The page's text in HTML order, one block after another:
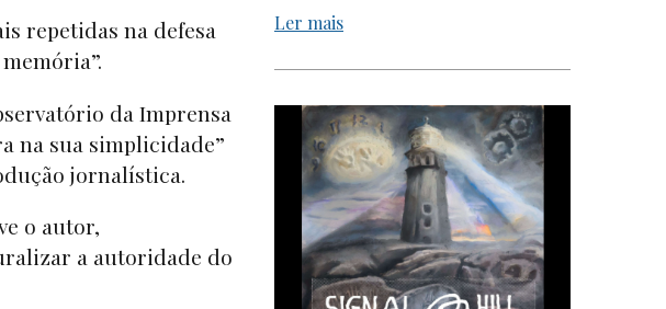
repetidas na defesa
da Imprensa
na sua simplicidade”
jornalística.
o autor,
a autoridade do
Ler mais